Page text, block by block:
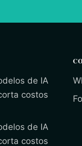
de IA
costos
de IA
costos